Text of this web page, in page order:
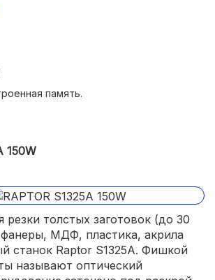
память.
150W
резки толстых заготовок (до 30
МДФ, пластика, акрила
станок Raptor S1325A. Фишкой
называют оптический